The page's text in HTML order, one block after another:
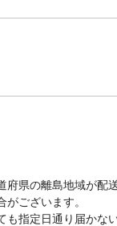
府県の離島地域が配
ございます。
指定日通り届かな